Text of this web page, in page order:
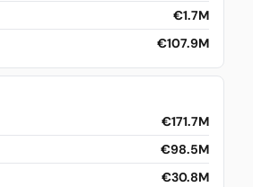
€1.7M
€107.9M
€171.7M
€98.5M
€30.8M